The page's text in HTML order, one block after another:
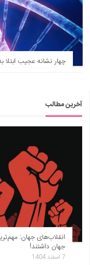
زمین و محیط زیست
خودرو
سرگرمی
دانستنی‌ها
فال
مسابقه
چهار نشانه عجیب ابتلا
آخرین مطالب
انقلاب‌های جهان:
جهان داشتند!
7 اسفند 1404